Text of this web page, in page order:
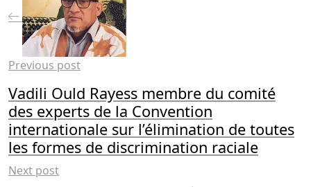
Previous post
Vadili Ould Rayess membre du comité
des experts de la Convention
internationale sur l’élimination de toutes
les formes de discrimination raciale
Next post